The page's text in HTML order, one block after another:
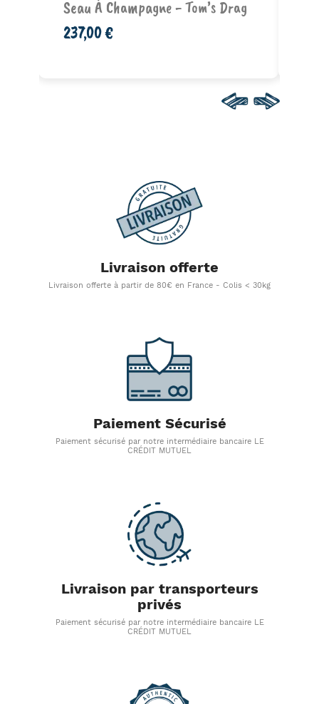
Seau À Champagne - Tom’s Drag
237,00 €
Livraison offerte
Livraison offerte à partir de 80€ en France - Colis < 30kg
Paiement Sécurisé
Paiement sécurisé par notre intermédiaire bancaire LE
CRÉDIT MUTUEL
Livraison par transporteurs
privés
Paiement sécurisé par notre intermédiaire bancaire LE
CRÉDIT MUTUEL